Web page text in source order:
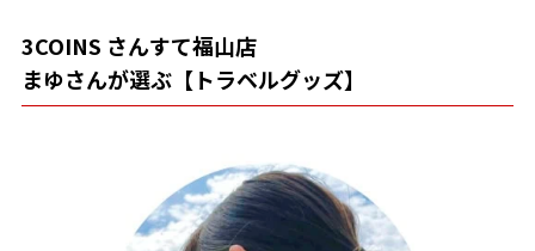
3COINS さんすて福山店
まゆさんが選ぶ【トラベルグッズ】